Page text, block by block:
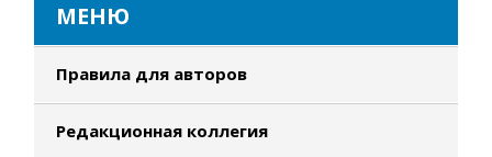
МЕНЮ
Правила для авторов
Редакционная коллегия